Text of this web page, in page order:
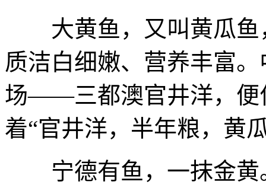
大黄鱼，又叫黄瓜鱼
质洁白细嫩、营养丰富
场——三都澳官井洋，便
着“官井洋，半年粮，黄
宁德有鱼，一抹金黄